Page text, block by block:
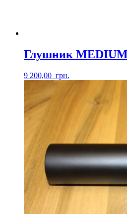
Глушник MEDIUM
9 200,00 грн.